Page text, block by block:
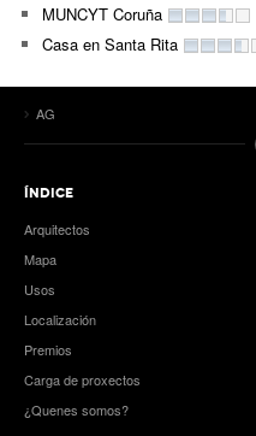
MUNCYT Coruña
Casa en Santa Rita
AG
ÍNDICE
Arquitectos
Mapa
Usos
Localización
Premios
Carga de proxectos
¿Quenes somos?